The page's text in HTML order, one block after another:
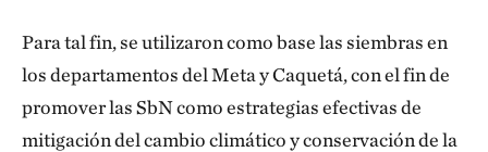
Para tal fin, se utilizaron como base las siembras en
los departamentos del Meta y Caquetá, con el fin de
promover las SbN como estrategias efectivas de
mitigación del cambio climático y conservación de la